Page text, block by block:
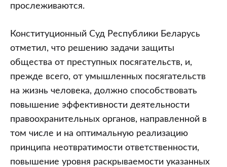
прослеживаются.
Конституционный Суд Республики Беларусь
отметил, что решению задачи защиты
общества от преступных посягательств, и,
прежде всего, от умышленных посягательств
на жизнь человека, должно способствовать
повышение эффективности деятельности
правоохранительных органов, направленной в
том числе и на оптимальную реализацию
принципа неотвратимости ответственности,
повышение уровня раскрываемости указанных